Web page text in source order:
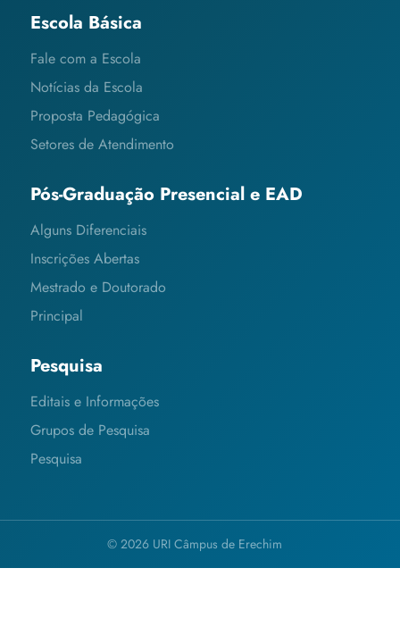
Escola Básica
Fale com a Escola
Notícias da Escola
Proposta Pedagógica
Setores de Atendimento
Pós-Graduação Presencial e EAD
Alguns Diferenciais
Inscrições Abertas
Mestrado e Doutorado
Principal
Pesquisa
Editais e Informações
Grupos de Pesquisa
Pesquisa
© 2026 URI Câmpus de Erechim